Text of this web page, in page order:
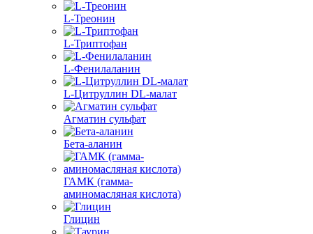
L-Треонин
L-Триптофан
L-Фенилаланин
L-Цитруллин DL-малат
Агматин cульфат
Бета-аланин
ГАМК (гамма-
аминомасляная кислота)
Глицин